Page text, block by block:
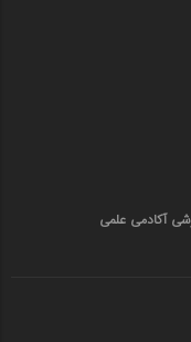
آکادمی علمی